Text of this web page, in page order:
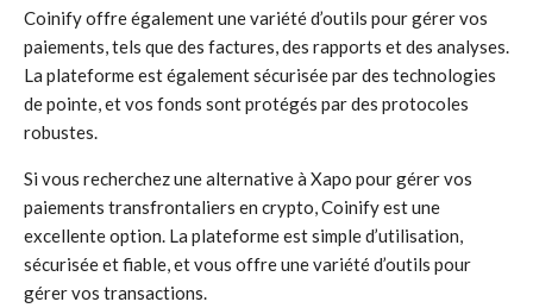
Coinify offre également une variété d’outils pour gérer vos
paiements, tels que des factures, des rapports et des analyses.
La plateforme est également sécurisée par des technologies
de pointe, et vos fonds sont protégés par des protocoles
robustes.
Si vous recherchez une alternative à Xapo pour gérer vos
paiements transfrontaliers en crypto, Coinify est une
excellente option. La plateforme est simple d’utilisation,
sécurisée et fiable, et vous offre une variété d’outils pour
gérer vos transactions.